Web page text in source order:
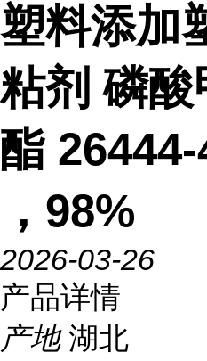
塑料添加
粘剂 磷
酯
，98%
2026-03-26
产品详情
产地 湖北